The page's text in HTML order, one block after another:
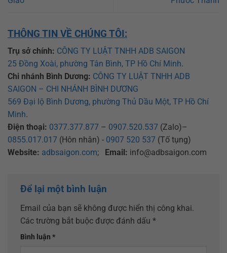
THÔNG TIN VỀ CHÚNG TÔI:
Trụ sở chính: CÔNG TY LUẬT TNHH ADB SAIGON
25 Đồng Xoài, phường Tân Bình, TP Hồ Chí Minh.
Chi nhánh Bình Dương: CÔNG TY LUẬT TNHH ADB
SAIGON – CHI NHÁNH BÌNH DƯƠNG
569 Đại lộ Bình Dương, phường Thủ Dầu Một, TP Hồ Chí
Minh.
Điện thoại: 0377.377.877 – 0907.520.537 (Zalo)–
0855.017.017 (Hôn nhân) - 0907 520 537 (Tố tụng)
Website: adbsaigon.com; Email: info@adbsaigon.com
Để lại một bình luận
Email của bạn sẽ không được hiển thị công khai.
Các trường bắt buộc được đánh dấu *
Bình luận *